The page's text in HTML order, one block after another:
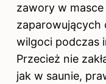
zawory w
zaparowujących
wilgoci podczas
Przecież nie
jak w saunie,